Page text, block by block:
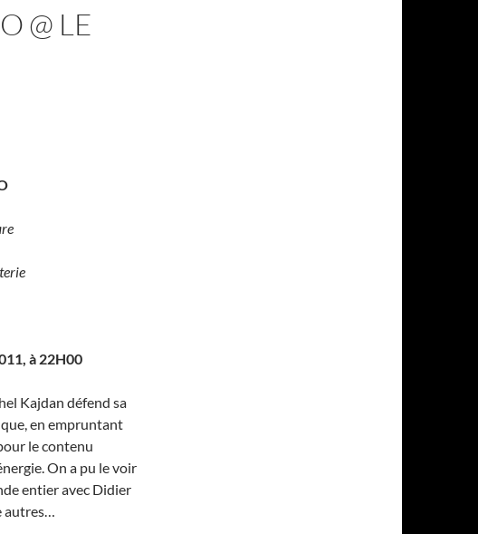
@ LE
à 22H00
Kajdan défend sa
en empruntant
le contenu
On a pu le voir
entier avec Didier
autres…